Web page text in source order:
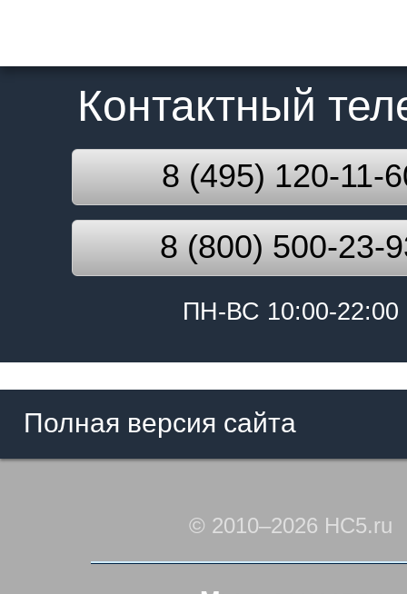
Контактный
8 (495) 120-11-
8 (800) 500-23-
ПН-ВС 10:00-22:00
Полная версия сайта
© 2010–2026 HC5.ru